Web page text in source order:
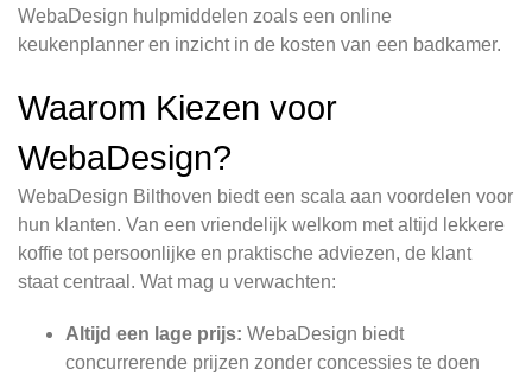
WebaDesign hulpmiddelen zoals een online
keukenplanner en inzicht in de kosten van een badkamer.
Waarom Kiezen voor
WebaDesign?
WebaDesign Bilthoven biedt een scala aan voordelen voor
hun klanten. Van een vriendelijk welkom met altijd lekkere
koffie tot persoonlijke en praktische adviezen, de klant
staat centraal. Wat mag u verwachten:
Altijd een lage prijs: WebaDesign biedt
concurrerende prijzen zonder concessies te doen